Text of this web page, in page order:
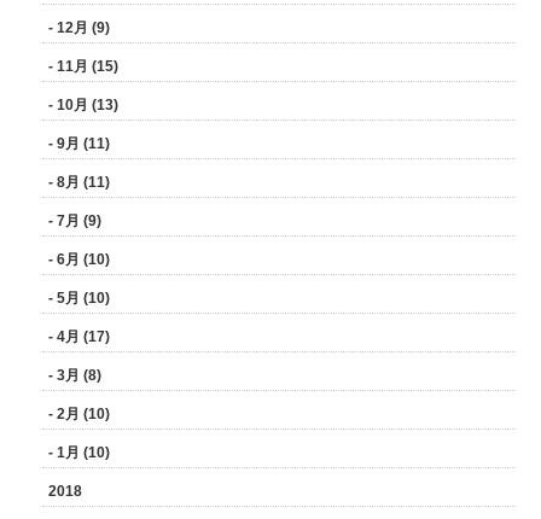
- 12月 (9)
- 11月 (15)
- 10月 (13)
- 9月 (11)
- 8月 (11)
- 7月 (9)
- 6月 (10)
- 5月 (10)
- 4月 (17)
- 3月 (8)
- 2月 (10)
- 1月 (10)
2018